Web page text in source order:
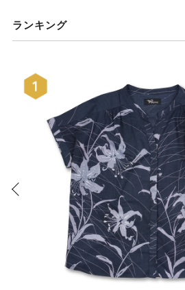
ランキング